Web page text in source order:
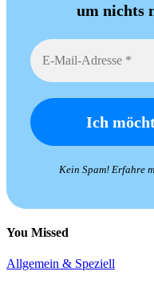
um nichts
Kein Spam! Erfahre
You Missed
Allgemein & Speziell